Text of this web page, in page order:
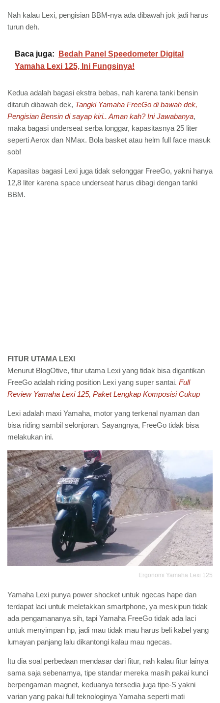
Nah kalau Lexi, pengisian BBM-nya ada dibawah jok jadi harus
turun deh.
Baca juga:
Bedah Panel Speedometer Digital
Yamaha Lexi 125, Ini Fungsinya!
Kedua adalah bagasi ekstra bebas, nah karena tanki bensin
ditaruh dibawah dek, Tangki Yamaha FreeGo di bawah dek,
Pengisian Bensin di sayap kiri.. Aman kah? Ini Jawabanya,
maka bagasi underseat serba longgar, kapasitasnya 25 liter
seperti Aerox dan NMax. Bola basket atau helm full face masuk
sob!
Kapasitas bagasi Lexi juga tidak selonggar FreeGo, yakni hanya
12,8 liter karena space underseat harus dibagi dengan tanki
BBM.
FITUR UTAMA LEXI
Menurut BlogOtive, fitur utama Lexi yang tidak bisa digantikan
FreeGo adalah riding position Lexi yang super santai. Full
Review Yamaha Lexi 125, Paket Lengkap Komposisi Cukup
Lexi adalah maxi Yamaha, motor yang terkenal nyaman dan
bisa riding sambil selonjoran. Sayangnya, FreeGo tidak bisa
melakukan ini.
Ergonomi Yamaha Lexi 125
Yamaha Lexi punya power shocket untuk ngecas hape dan
terdapat laci untuk meletakkan smartphone, ya meskipun tidak
ada pengamananya sih, tapi Yamaha FreeGo tidak ada laci
untuk menyimpan hp, jadi mau tidak mau harus beli kabel yang
lumayan panjang lalu dikantongi kalau mau ngecas.
Itu dia soal perbedaan mendasar dari fitur, nah kalau fitur lainya
sama saja sebenarnya, tipe standar mereka masih pakai kunci
berpengaman magnet, keduanya tersedia juga tipe-S yakni
varian yang pakai full teknologinya Yamaha seperti mati